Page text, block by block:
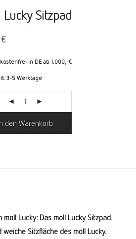
Lucky Sitzpad
€
in DE ab 1.000,-€
3-5 Werktage
den Warenkorb
Lucky: Das moll Lucky Sitzpad.
Sitzfläche des moll Lucky.